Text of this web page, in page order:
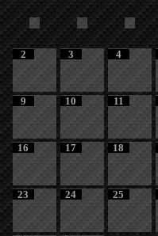
2 3 4
9 10 11
16 17 18
23 24 25